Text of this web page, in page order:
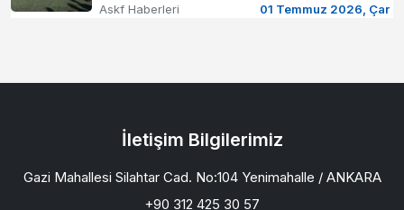
Askf Haberleri 01 Temmuz 2026, Çar
İletişim Bilgilerimiz
Gazi Mahallesi Silahtar Cad. No:104 Yenimahalle / ANKARA
+90 312 425 30 57